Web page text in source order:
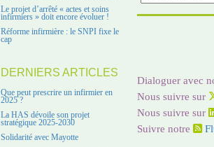
Le projet d’arrêté « actes et soins
infirmiers » doit encore évoluer !
Réforme infirmière : le SNPI fixe le
cap
DERNIERS ARTICLES
Que peut prescrire un infirmier en
2025 ?
La HAS dévoile son projet
stratégique 2025-2030
Solidarité avec Mayotte
Dialoguer avec
Nous suivre sur
Nous suivre sur
Suivre notre